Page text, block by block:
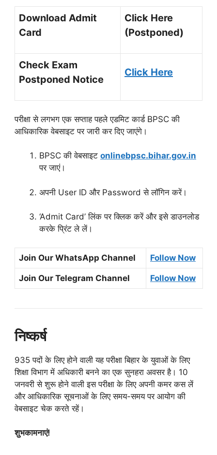
Download Admit
Card
Click Here
(Postponed)
Check Exam
Postponed Notice
Click Here
परीक्षा से लगभग एक सप्ताह पहले एडमिट कार्ड BPSC की
आधिकारिक वेबसाइट पर जारी कर दिए जाएंगे।
BPSC की वेबसाइट onlinebpsc.bihar.gov.in
पर जाएं।
अपनी User ID और Password से लॉगिन करें।
‘Admit Card’ लिंक पर क्लिक करें और इसे डाउनलोड
करके प्रिंट ले लें।
Join Our WhatsApp Channel Follow Now
Join Our Telegram Channel Follow Now
निष्कर्ष
935 पदों के लिए होने वाली यह परीक्षा बिहार के युवाओं के लिए
शिक्षा विभाग में अधिकारी बनने का एक सुनहरा अवसर है। 10
जनवरी से शुरू होने वाली इस परीक्षा के लिए अपनी कमर कस लें
और आधिकारिक सूचनाओं के लिए समय-समय पर आयोग की
वेबसाइट चेक करते रहें।
शुभकामनाएं!